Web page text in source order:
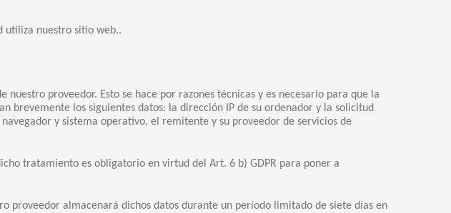
utiliza nuestro sitio web..
proveedor. Esto se hace por razones técnicas y es necesario para que la
brevemente los siguientes datos: la dirección IP de su ordenador y la solicitud
y sistema operativo, el remitente y su proveedor de servicios de
tratamiento es obligatorio en virtud del Art. 6 b) GDPR para poner a
proveedor almacenará dichos datos durante un período limitado de siete días en